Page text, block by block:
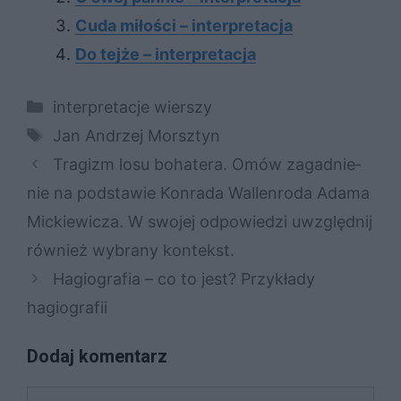
Cuda miłości – interpretacja
Do tejże – interpretacja
Kategorie
interpretacje wierszy
Tagi
Jan Andrzej Morsztyn
Tra­gizm losu bo­ha­te­ra. Omów za­gad­nie­
nie na pod­sta­wie Kon­ra­da Wal­len­ro­da Ada­ma
Mic­kie­wi­cza. W swo­jej od­po­wie­dzi uwzględ­nij
rów­nież wy­bra­ny kon­tekst.
Hagiografia – co to jest? Przykłady
hagiografii
Dodaj komentarz